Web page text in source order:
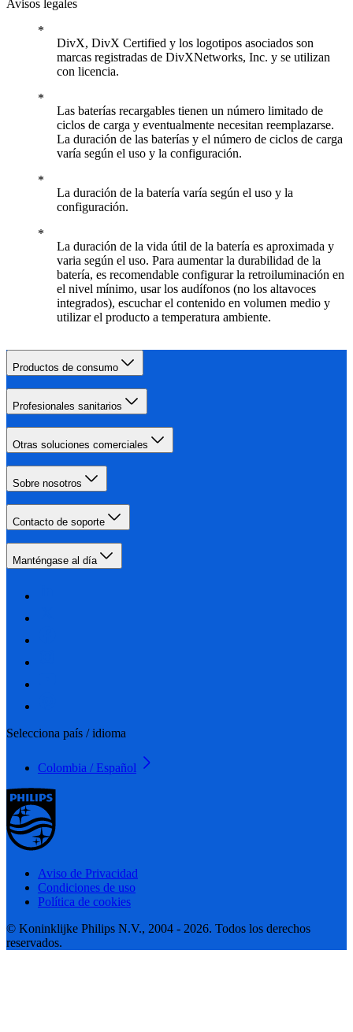
Avisos legales
DivX, DivX Certified y los logotipos asociados son
marcas registradas de DivXNetworks, Inc. y se utilizan
con licencia.
Las baterías recargables tienen un número limitado de
ciclos de carga y eventualmente necesitan reemplazarse.
La duración de las baterías y el número de ciclos de carga
varía según el uso y la configuración.
La duración de la batería varía según el uso y la
configuración.
La duración de la vida útil de la batería es aproximada y
varia según el uso. Para aumentar la durabilidad de la
batería, es recomendable configurar la retroiluminación en
el nivel mínimo, usar los audífonos (no los altavoces
integrados), escuchar el contenido en volumen medio y
utilizar el producto a temperatura ambiente.
Productos de consumo
Profesionales sanitarios
Otras soluciones comerciales
Sobre nosotros
Contacto de soporte
Manténgase al día
Selecciona país / idioma
Colombia / Español
Aviso de Privacidad
Condiciones de uso
Política de cookies
© Koninklijke Philips N.V., 2004 - 2026. Todos los derechos
reservados.